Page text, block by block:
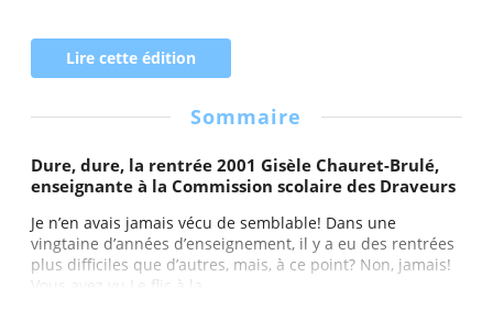
Lire cette édition
Sommaire
Dure, dure, la rentrée 2001 Gisèle Chauret-Brulé,
enseignante à la Commission scolaire des Draveurs
Je n’en avais jamais vécu de semblable! Dans une
vingtaine d’années d’enseignement, il y a eu des rentrées
plus difficiles que d’autres, mais, à ce point? Non, jamais!
Vous avez vu Le flic à la...